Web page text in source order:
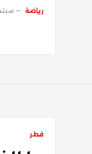
رياضة سبتمبر
قطر